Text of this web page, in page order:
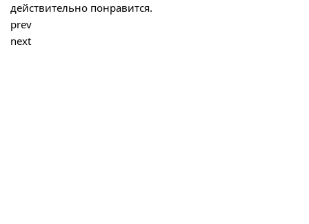
действительно понравится.
prev
next